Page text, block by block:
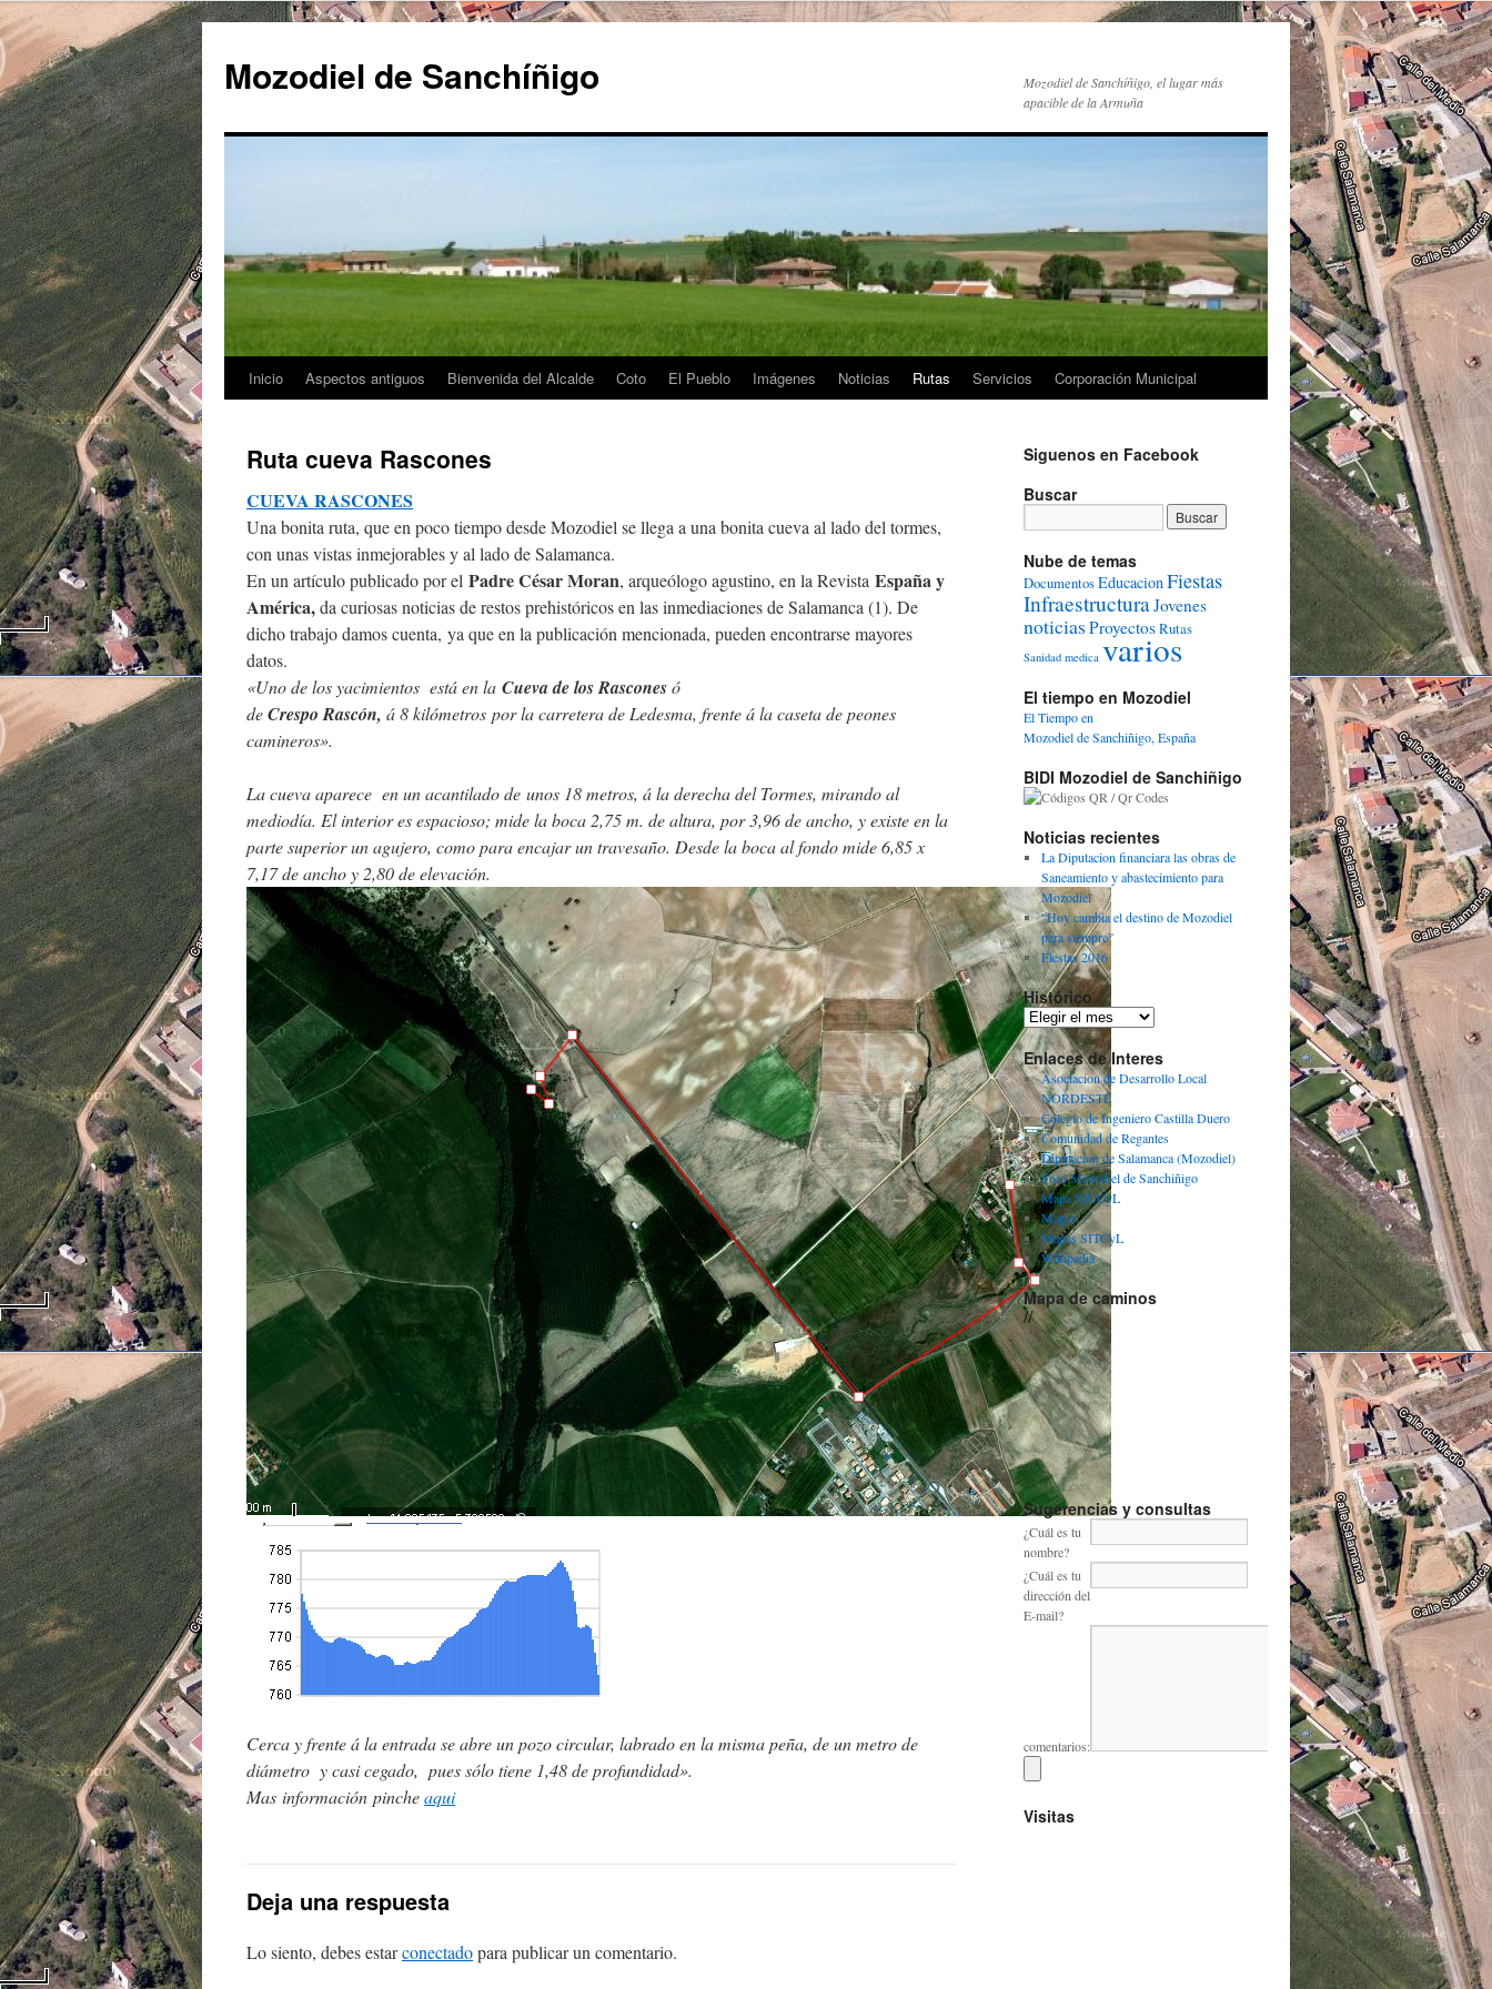
contenido
Mozodiel de Sanchíñigo
Mozodiel de Sanchíñigo, el lugar más
apacible de la Armuña
Inicio Aspectos antiguos Bienvenida del Alcalde Coto El Pueblo Imágenes Noticias Rutas Servicios Corporación Municipal
Ruta cueva Rascones
CUEVA RASCONES
Una bonita ruta, que en poco tiempo desde Mozodiel se llega a una bonita cueva al lado del tormes,
con unas vistas inmejorables y al lado de Salamanca.
En un artículo publicado por el Padre César Moran, arqueólogo agustino, en la Revista España y
América,da curiosas noticias de restos prehistóricos en las inmediaciones de Salamanca (1). De
dicho trabajo damos cuenta, ya que en la publicación mencionada, pueden encontrarse mayores
datos.
«Uno de los yacimientos está en la Cueva de los Rasconesó
deCrespo Rascón, á 8 kilómetros por la carretera de Ledesma, frente á la caseta de peones
camineros».
La cueva aparece en un acantilado de unos 18 metros, á la derecha del Tormes, mirando al
mediodía. El interior es espacioso; mide la boca 2,75 m. de altura, por 3,96 de ancho, y existe en la
parte superior un agujero, como para encajar un travesaño. Desde la boca al fondo mide 6,85 x
7,17 de ancho y 2,80 de elevación.
Cerca y frente á la entrada se abre un pozo circular, labrado en la misma peña, de un metro de
diámetro y casi cegado, pues sólo tiene 1,48 de profundidad».
Mas información pincheaqui
Deja una respuesta
Lo siento, debes estarconectadopara publicar un comentario.
Siguenos en Facebook
Buscar
Nube de temas
DocumentosEducacionFiestas
InfraestructuraJovenes
noticias ProyectosRutas
Sanidad medica varios
El tiempo en Mozodiel
El Tiempo en
Mozodiel de Sanchiñigo, España
BIDI Mozodiel de Sanchiñigo
Noticias recientes
La Diputacion financiara las obras de
Saneamiento y abastecimiento para
Mozodiel
“Hoy cambia el destino de Mozodiel
para siempre”
Fiestas 2016
Histórico
Histórico
Enlaces de Interes
Asociacion de Desarrollo Local
NORDESTE
Colegio de Ingeniero Castilla Duero
Comunidad de Regantes
Diputacion de Salamanca (Mozodiel)
Foro Mozodiel de Sanchiñigo
Mapa SIUCyL
Mapas
Mapas SITCyL
Wikipedia
Mapa de caminos
Sugerencias y consultas
¿Cuál es tu
nombre?
¿Cuál es tu
dirección del
E-mail?
comentarios:
Visitas